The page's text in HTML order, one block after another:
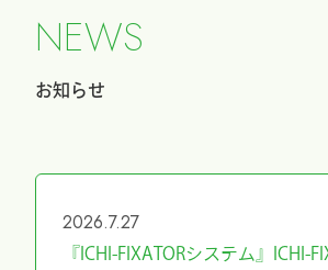
NEWS
お知らせ
2026.7.27
『ICHI-FIXATORシステム』ICHI-